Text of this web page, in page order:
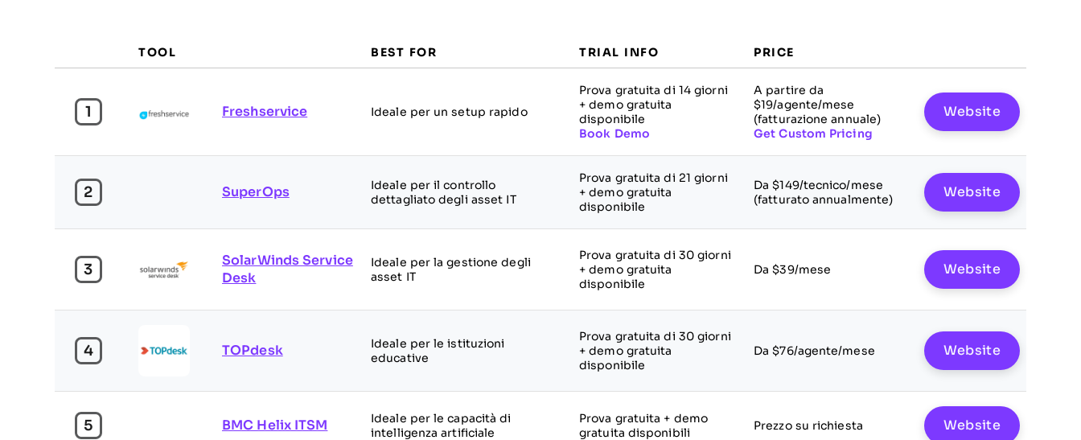
TOOL BEST FOR TRIAL INFO PRICE
1 Freshservice Ideale per un setup rapido
Prova gratuita di 14 giorni
+ demo gratuita
disponibile
Book Demo
A partire da
$19/agente/mese
(fatturazione annuale)
Get Custom Pricing
Website
2 SuperOps
Ideale per il controllo
dettagliato degli asset IT
Prova gratuita di 21 giorni
+ demo gratuita
disponibile
Da $149/tecnico/mese
(fatturato annualmente)
Website
3
SolarWinds Service
Desk
Ideale per la gestione degli
asset IT
Prova gratuita di 30 giorni
+ demo gratuita
disponibile
Da $39/mese Website
4 TOPdesk
Ideale per le istituzioni
educative
Prova gratuita di 30 giorni
+ demo gratuita
disponibile
Da $76/agente/mese Website
5 BMC Helix ITSM
Ideale per le capacità di
intelligenza artificiale
Prova gratuita + demo
gratuita disponibili
Prezzo su richiesta Website